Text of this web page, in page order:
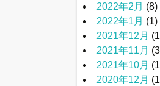
2022年2月 (8)
2022年1月 (1)
2021年12月
2021年11月
2021年10月
2020年12月